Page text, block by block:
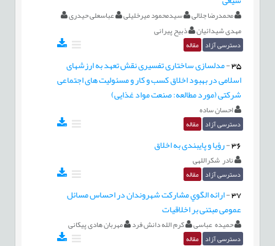
محمدرضا جلالی سیدمحمود میرخلیلی
عباسعلی حیدری
مهدی شیدائیان
ذبیح پیرانی
دسترسی آزاد مقاله
35
-مدلسازی ساختاری تفسیری نقش تعهد به ارزشهای
اسلامی در بهبود اخلاق کسب و کار و مسئولیت های اجتماعی
شرکتی (مورد مطالعه: صنعت مواد غذایی)
احسان ساده
دسترسی آزاد مقاله
36
-رؤیا و پایبندی به اخلاق
نادر شکراللهی
دسترسی آزاد مقاله
37
-ارائه الگوي مشارکت شهروندان در احساس مسائل
عمومی مبتنی بر اخلاقیات
حمیده عباسی کرم الله دانش فرد مهربان هادی پیکانی
دسترسی آزاد مقاله